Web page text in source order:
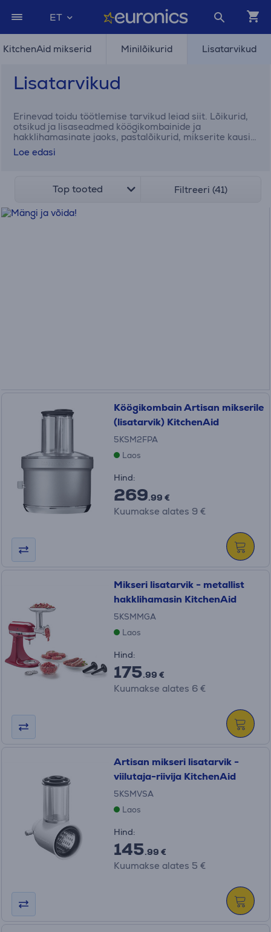
ET
KitchenAid mikserid Minilõikurid Lisatarvikud
Lisatarvikud
Erinevad toidu töötlemise tarvikud leiad siit. Lõikurid,
otsikud ja lisaseadmed köögikombainide ja
hakklihamasinate jaoks, pastalõikurid, mikserite kausid
ja muud vajalikud vahendid köögimasinate
mitmekülgsemaks tegemiseks.
Loe edasi
Top tooted Filtreeri (41)
Köögikombain Artisan mikserile
(lisatarvik) KitchenAid
5KSM2FPA
Laos
Hind:
269.99 €
Kuumakse alates 9 €
Mikseri lisatarvik - metallist
hakklihamasin KitchenAid
5KSMMGA
Laos
Hind:
175.99 €
Kuumakse alates 6 €
Artisan mikseri lisatarvik -
viilutaja-riivija KitchenAid
5KSMVSA
Laos
Hind:
145.99 €
Kuumakse alates 5 €